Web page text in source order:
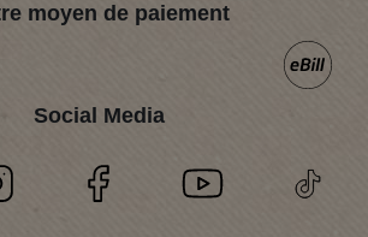
moyen de paiement
Social Media